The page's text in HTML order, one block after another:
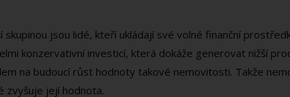
skupinou jsou lidé, kteří ukládají své volné finanční
konzervativní investicí, která dokáže generovat nižší
na budoucí růst hodnoty takové nemovitosti. Takže
zvyšuje její hodnota.